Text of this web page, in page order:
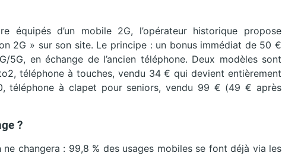
équipés d’un mobile 2G, l’opérateur historique propose
2G » sur son site. Le principe : un bonus immédiat de 50 €
5G, en échange de l’ancien téléphone. Deux modèles sont
téléphone à touches, vendu 34 € qui devient entièrement
téléphone à clapet pour seniors, vendu 99 € (49 € après
?
changera : 99,8 % des usages mobiles se font déjà via les